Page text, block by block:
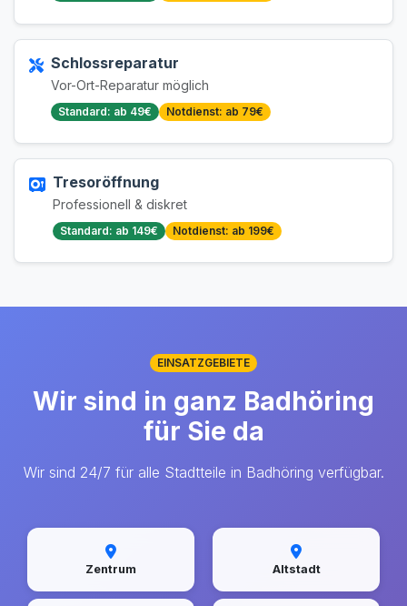
Schlossreparatur
Vor-Ort-Reparatur möglich
Standard: ab 49€ Notdienst: ab 79€
Tresoröffnung
Professionell & diskret
Standard: ab 149€ Notdienst: ab 199€
EINSATZGEBIETE
Wir sind in ganz Badhöring
für Sie da
Wir sind 24/7 für alle Stadtteile in Badhöring verfügbar.
Zentrum Altstadt